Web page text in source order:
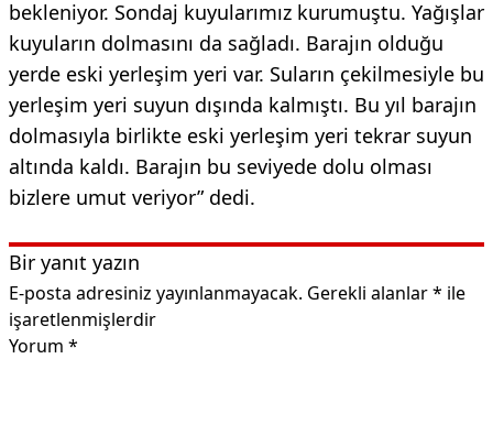
bekleniyor. Sondaj kuyularımız kurumuştu. Yağışlar
kuyuların dolmasını da sağladı. Barajın olduğu
yerde eski yerleşim yeri var. Suların çekilmesiyle bu
yerleşim yeri suyun dışında kalmıştı. Bu yıl barajın
dolmasıyla birlikte eski yerleşim yeri tekrar suyun
altında kaldı. Barajın bu seviyede dolu olması
bizlere umut veriyor” dedi.
Bir yanıt yazın
E-posta adresiniz yayınlanmayacak. Gerekli alanlar* ile
işaretlenmişlerdir
Yorum *